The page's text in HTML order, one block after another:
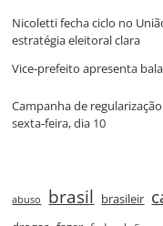
Nicoletti fecha ciclo no
estratégia eleitoral clara
Vice‑prefeito apresenta
Campanha de
sexta‑feira, dia 10
abuso brasil brasileir